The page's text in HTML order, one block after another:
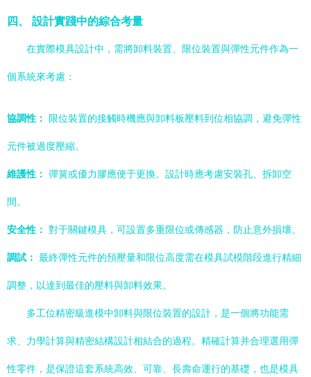
四、 設計實踐中的綜合考量
在實際模具設計中，需將卸料裝置、限位裝置與彈性元件作為一
個系統來考慮：
協調性： 限位裝置的接觸時機應與卸料板壓料到位相協調，避免彈性
元件被過度壓縮。
維護性： 彈簧或優力膠應便于更換。設計時應考慮安裝孔、拆卸空
間。
安全性： 對于關鍵模具，可設置多重限位或傳感器，防止意外損壞。
調試： 最終彈性元件的預壓量和限位高度需在模具試模階段進行精細
調整，以達到最佳的壓料與卸料效果。
多工位精密級進模中卸料與限位裝置的設計，是一個將功能需
求、力學計算與精密結構設計相結合的過程。精確計算并合理選用彈
性零件，是保證這套系統高效、可靠、長壽命運行的基礎，也是模具